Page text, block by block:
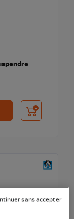
Ajouter au
sans accepter